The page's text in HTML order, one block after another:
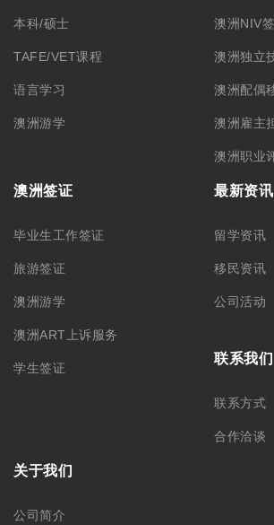
本科/硕士
TAFE/VET课程
语言学习
澳洲游学
澳洲NIV
澳洲独立
澳洲配偶
澳洲雇主
澳洲职业
澳洲签证
毕业生工作签证
旅游签证
澳洲游学
澳洲ART上诉服务
学生签证
最新资讯
留学资讯
移民资讯
公司活动
联系我们
联系方式
合作洽谈
关于我们
公司简介